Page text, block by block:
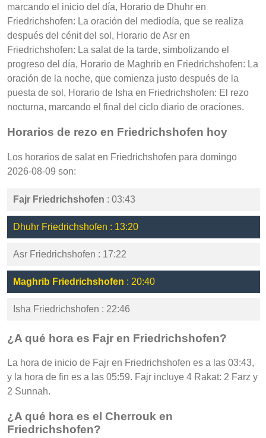
marcando el inicio del día, Horario de Dhuhr en
Friedrichshofen: La oración del mediodía, que se realiza
después del cénit del sol, Horario de Asr en
Friedrichshofen: La salat de la tarde, simbolizando el
progreso del día, Horario de Maghrib en Friedrichshofen: La
oración de la noche, que comienza justo después de la
puesta de sol, Horario de Isha en Friedrichshofen: El rezo
nocturna, marcando el final del ciclo diario de oraciones.
Horarios de rezo en Friedrichshofen hoy
Los horarios de salat en Friedrichshofen para domingo
2026-08-09 son:
Fajr Friedrichshofen : 03:43
Dhuhr Friedrichshofen : 13:20
Asr Friedrichshofen : 17:22
Maghrib Friedrichshofen : 20:40
Isha Friedrichshofen : 22:46
¿A qué hora es Fajr en Friedrichshofen?
La hora de inicio de Fajr en Friedrichshofen es a las 03:43,
y la hora de fin es a las 05:59. Fajr incluye 4 Rakat: 2 Farz y
2 Sunnah.
¿A qué hora es el Cherrouk en
Friedrichshofen?